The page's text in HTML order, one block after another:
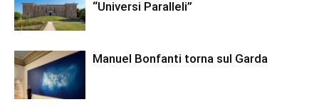
“Universi Paralleli”
Manuel Bonfanti torna sul Garda